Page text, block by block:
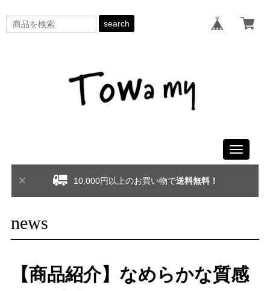
search
Toggle
10,000円以上のお買い物で送料無料！
news
【商品紹介】なめらかな質感